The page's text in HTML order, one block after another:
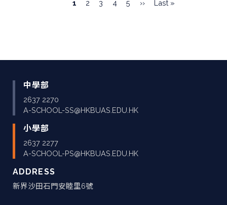
目
1
頁
2
頁
3
頁
4
頁
5
下
››
Last
Last »
中學部
2637 2270
A-SCHOOL-SS@HKBUAS.EDU.HK
小學部
2637 2277
A-SCHOOL-PS@HKBUAS.EDU.HK
ADDRESS
新界沙田石門安睦里6號